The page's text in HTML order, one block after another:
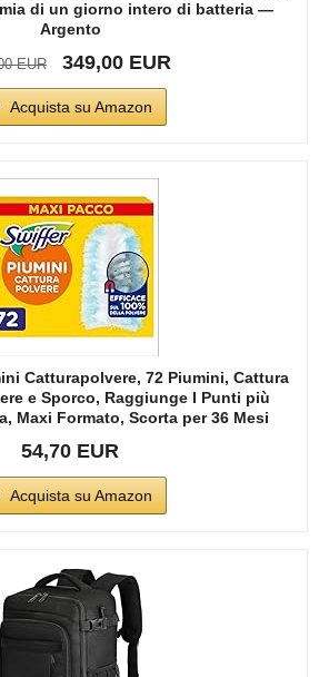
di un giorno intero di batteria —
Argento
EUR 349,00 EUR
Acquista su Amazon
Catturapolvere, 72 Piumini, Cattura
e Sporco, Raggiunge I Punti più
Maxi Formato, Scorta per 36 Mesi
54,70 EUR
Acquista su Amazon